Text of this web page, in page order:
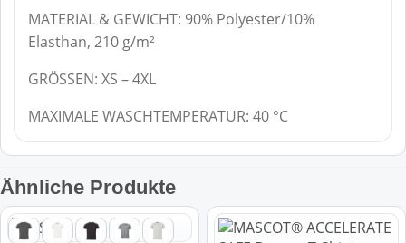
MATERIAL & GEWICHT: 90% Polyester/10%
Elasthan, 210 g/m²
GRÖSSEN: XS – 4XL
MAXIMALE WASCHTEMPERATUR: 40 °C
Ähnliche Produkte
Dieses
Dieses